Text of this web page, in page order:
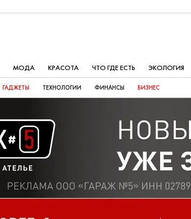
МОДА КРАСОТА ЧТО ГДЕ ЕСТЬ ЭКОЛОГИЯ
ГАДЖЕТЫ ТЕХНОЛОГИИ ФИНАНСЫ БИЗНЕС